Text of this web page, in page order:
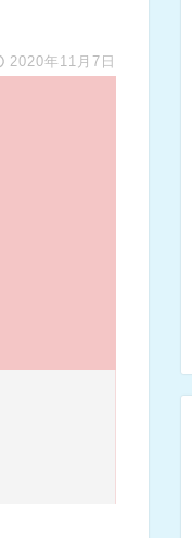
2020年11月7日